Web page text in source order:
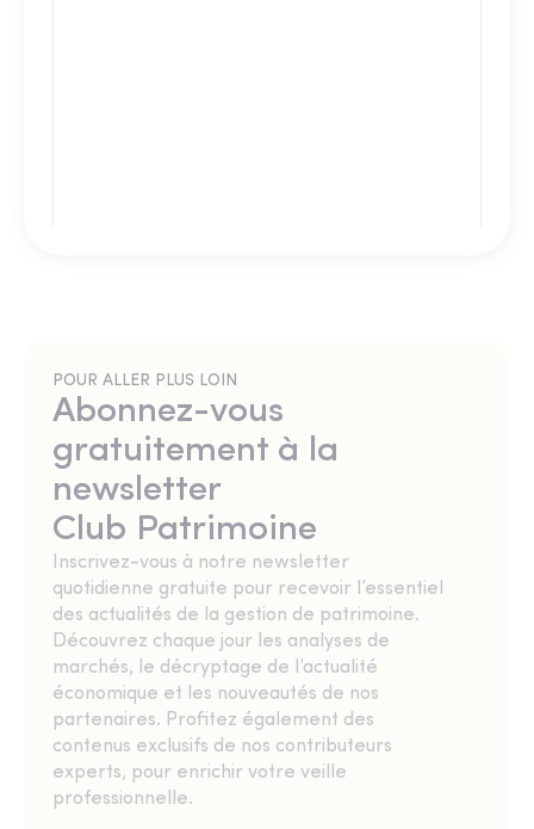
POUR ALLER PLUS LOIN
Abonnez-vous
gratuitement à la
newsletter
Club Patrimoine
Inscrivez-vous à notre newsletter
quotidienne gratuite pour recevoir l’essentiel
des actualités de la gestion de patrimoine.
Découvrez chaque jour les analyses de
marchés, le décryptage de l’actualité
économique et les nouveautés de nos
partenaires. Profitez également des
contenus exclusifs de nos contributeurs
experts, pour enrichir votre veille
professionnelle.